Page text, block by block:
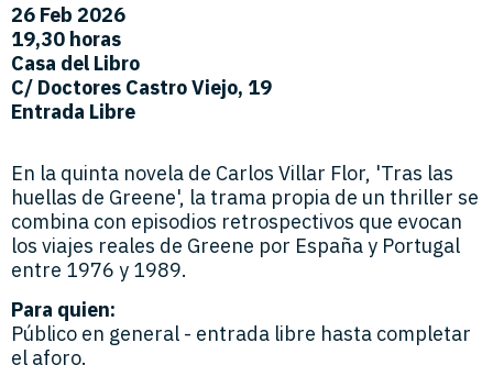
26 Feb 2026
19,30 horas
Casa del Libro
C/ Doctores Castro Viejo, 19
Entrada Libre
En la quinta novela de Carlos Villar Flor, 'Tras las
huellas de Greene', la trama propia de un thriller se
combina con episodios retrospectivos que evocan
los viajes reales de Greene por España y Portugal
entre 1976 y 1989.
Para quien:
Público en general - entrada libre hasta completar
el aforo.